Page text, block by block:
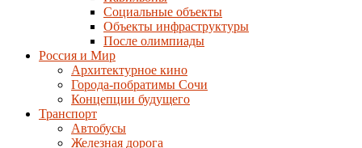
Социальные объекты
Объекты инфраструктуры
После олимпиады
Россия и Мир
Архитектурное кино
Города-побратимы Сочи
Концепции будущего
Транспорт
Автобусы
Железная дорога